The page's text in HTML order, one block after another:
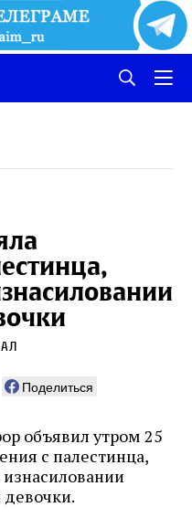
Поделиться
объявил утром 25
с палестинца,